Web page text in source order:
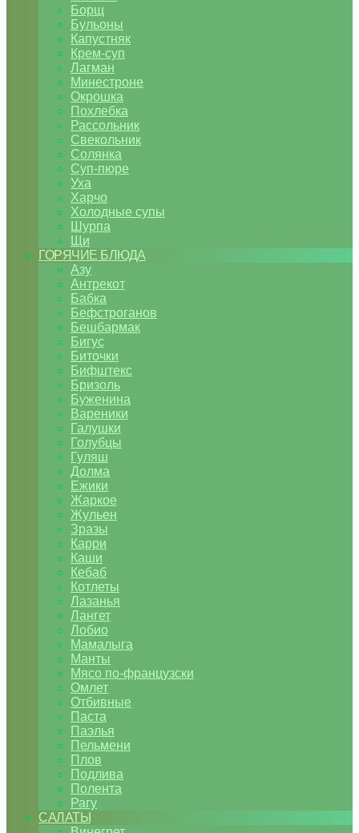
Борщ
Бульоны
Капустняк
Крем-суп
Лагман
Минестроне
Окрошка
Похлебка
Рассольник
Свекольник
Солянка
Суп-пюре
Уха
Харчо
Холодные супы
Шурпа
Щи
ГОРЯЧИЕ БЛЮДА
Азу
Антрекот
Бабка
Бефстроганов
Бешбармак
Бигус
Биточки
Бифштекс
Бризоль
Буженина
Вареники
Галушки
Голубцы
Гуляш
Долма
Ежики
Жаркое
Жульен
Зразы
Карри
Каши
Кебаб
Котлеты
Лазанья
Лангет
Лобио
Мамалыга
Манты
Мясо по-французски
Омлет
Отбивные
Паста
Паэлья
Пельмени
Плов
Подлива
Полента
Рагу
САЛАТЫ